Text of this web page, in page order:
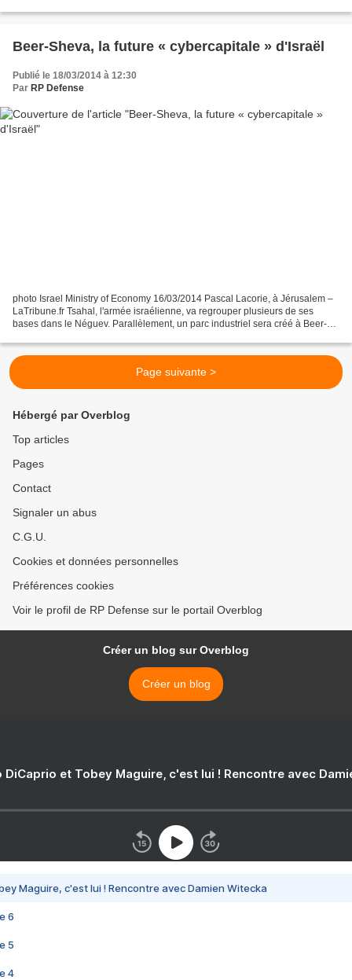
Beer-Sheva, la future « cybercapitale » d'Israël
Publié le 18/03/2014 à 12:30
Par RP Defense
photo Israel Ministry of Economy 16/03/2014 Pascal Lacorie, à Jérusalem –
LaTribune.fr Tsahal, l'armée israélienne, va regrouper plusieurs de ses
bases dans le Néguev. Parallèlement, un parc industriel sera créé à Beer-
Page suivante >
Hébergé par Overblog
Top articles
Pages
Contact
Signaler un abus
C.G.U.
Cookies et données personnelles
Préférences cookies
Voir le profil de RP Defense sur le portail Overblog
Créer un blog sur Overblog
Créer un blog
DiCaprio et Tobey Maguire, c'est lui ! Rencontre avec
Maguire, c'est lui ! Rencontre avec Damien Witecka
6
5
4